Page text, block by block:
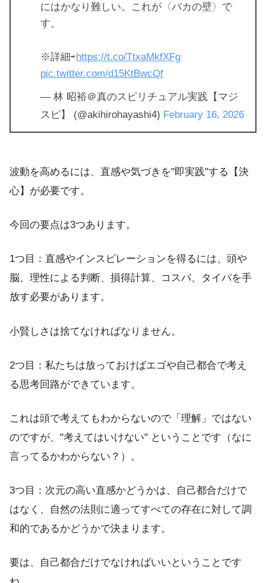
にはかなり難しい。これが〈バカの壁〉で
す。
※詳細⇨https://t.co/TtxaMkfXFg
pic.twitter.com/d15KtBwcQf
— 林 昭裕＠真のスピリチュアル実践【マジ
スピ】 (@akihirohayashi4) February 16, 2026
波動を高めるには、直感や気づきを"即実践"する【決
心】が必要です。
今回の要点は3つあります。
1つ目：直感やインスピレーションを得るには、頭や
脳、理性による判断、損得計算、コスパ、タイパを手
放す必要があります。
小賢しさは捨てなければなりません。
2つ目：私たちは放っておけばエゴや自己都合で考え
る思考回路ができています。
これは頭で考えてもわからないので「理解」ではない
のですが、"考えてはいけない" ということです（なに
言ってるかわからない？）。
3つ目：次元の高い直感かどうかは、自己都合だけで
はなく、自然の法則に適ってすべての存在に対して調
和的であるかどうかで決まります。
要は、自己都合だけでなければいいということです